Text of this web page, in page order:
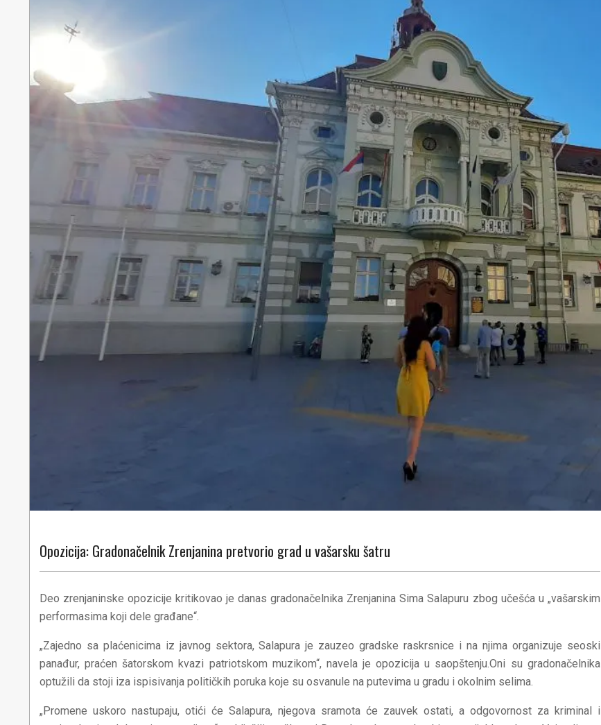
Opozicija: Gradonačelnik Zrenjanina pretvorio grad u vašarsku šatru
Deo zrenjaninske opozicije kritikovao je danas gradonačelnika Zrenjanina Sima Salapuru zbog učešća u „vašarskim
performasima koji dele građane“.
„Zajedno sa plaćenicima iz javnog sektora, Salapura je zauzeo gradske raskrsnice i na njima organizuje seoski
panađur, praćen šatorskom kvazi patriotskom muzikom“, navela je opozicija u saopštenju.Oni su gradonačelnika
optužili da stoji iza ispisivanja političkih poruka koje su osvanule na putevima u gradu i okolnim selima.
„Promene uskoro nastupaju, otići će Salapura, njegova sramota će zauvek ostati, a odgovornost za kriminal i